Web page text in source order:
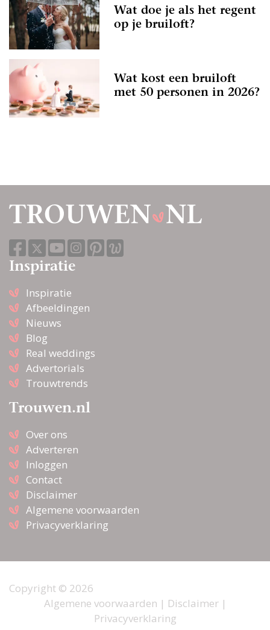
Wat doe je als het regent
op je bruiloft?
Wat kost een bruiloft
met 50 personen in 2026?
Inspiratie
Inspiratie
Afbeeldingen
Nieuws
Blog
Real weddings
Advertorials
Trouwtrends
Trouwen.nl
Over ons
Adverteren
Inloggen
Contact
Disclaimer
Algemene voorwaarden
Privacyverklaring
Copyright © 2026
Algemene voorwaarden | Disclaimer|
Privacyverklaring